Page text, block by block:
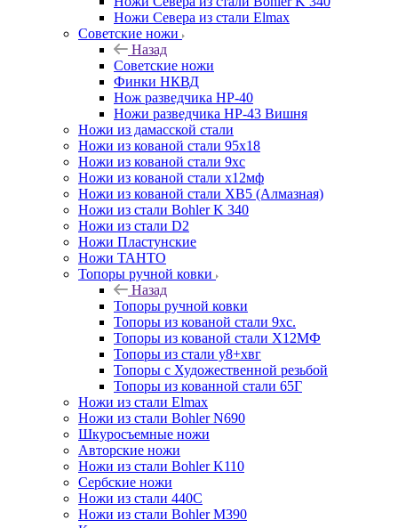
Ножи Севера из стали Elmax
Советские ножи
Назад
Советские ножи
Финки НКВД
Нож разведчика НР-40
Ножи разведчика НР-43 Вишня
Ножи из дамасской стали
Ножи из кованой стали 95х18
Ножи из кованой стали 9хс
Ножи из кованой стали х12мф
Ножи из кованой стали ХВ5 (Алмазная)
Ножи из стали Bohler K 340
Ножи из стали D2
Ножи Пластунские
Ножи ТАНТО
Топоры ручной ковки
Назад
Топоры ручной ковки
Топоры из кованой стали 9хс.
Топоры из кованой стали Х12МФ
Топоры из стали у8+хвг
Топоры с Художественной резьбой
Топоры из кованной стали 65Г
Ножи из стали Elmax
Ножи из стали Bohler N690
Шкуросъемные ножи
Авторские ножи
Ножи из стали Bohler K110
Сербские ножи
Ножи из стали 440С
Ножи из стали Bohler M390